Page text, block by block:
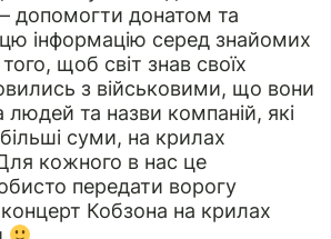
допомогти донатом та
інформацію серед знайомих
щоб світ знав своїх
з військовими, що вони
людей та назви компаній, які
суми, на крилах
кожного в нас це
передати ворогу
Кобзона на крилах